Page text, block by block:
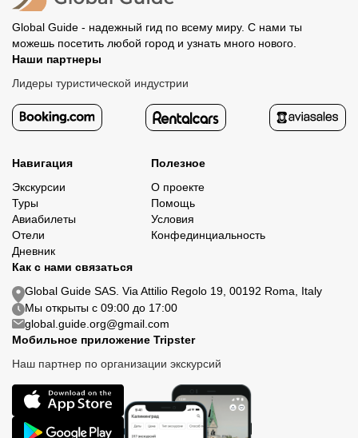
По Памирскому тракту из Таджикистана в
Кыргызстан (индивидуально)
Откройте для себя Таджикистан:
индивидуальный тур из Душанбе в Худжанд
Global Guide - надежный гид по всему миру. С нами ты
можешь посетить любой город и узнать много нового.
Наши партнеры
Лидеры туристической индустрии
Навигация
Экскурсии
Туры
Авиабилеты
Отели
Дневник
Полезное
О проекте
Помощь
Условия
Конфединциальность
Как с нами связаться
Global Guide SAS. Via Attilio Regolo 19, 00192 Roma, Italy
Мы открыты с 09:00 до 17:00
global.guide.org@gmail.com
Мобильное приложение Tripster
Наш партнер по организации экскурсий